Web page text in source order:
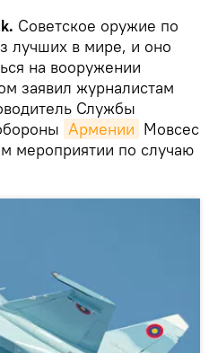
Советское оружие по
лучших в мире, и оно
на вооружении
заявил журналистам
Службы
Армении Мовсес
мероприятии по случаю